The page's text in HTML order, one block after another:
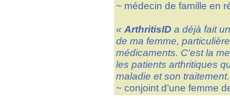
~ médecin de famille en
« ArthritisID a déjà fait
de ma femme,
médicaments. C’est la
les patients arthritiques
maladie et son
~ conjoint d’une femme